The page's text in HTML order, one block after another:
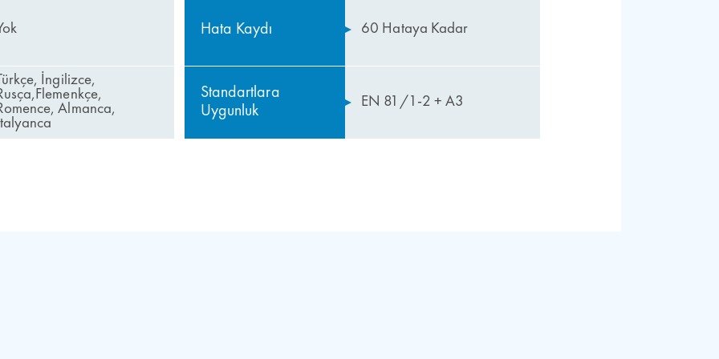
Hata Kaydı 60 Hataya Kadar
İngilizce,
Almanca,
Standartlara
Uygunluk
EN 81/1-2 + A3
tahliye fonksiyonu